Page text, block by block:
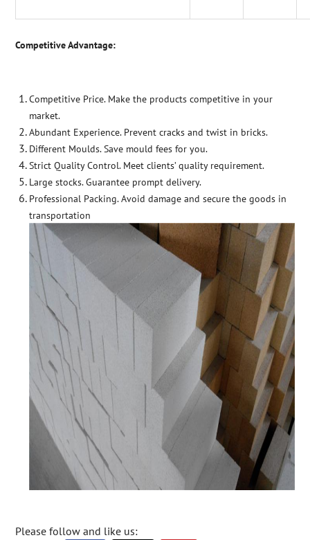
Competitive Advantage:
Competitive Price. Make the products competitive in your
market.
Abundant Experience. Prevent cracks and twist in bricks.
Different Moulds. Save mould fees for you.
Strict Quality Control. Meet clients’ quality requirement.
Large stocks. Guarantee prompt delivery.
Professional Packing. Avoid damage and secure the goods in
transportation
Please follow and like us: